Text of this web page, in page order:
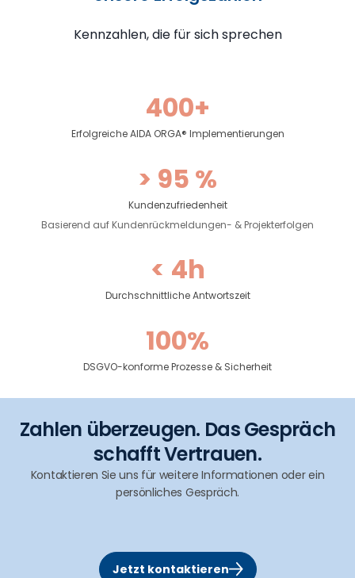
Kennzahlen, die für sich sprechen
400+
Erfolgreiche AIDA ORGA® Implementierungen
> 95 %
Kundenzufriedenheit
Basierend auf Kundenrückmeldungen- & Projekterfolgen
< 4h
Durchschnittliche Antwortszeit
100%
DSGVO-konforme Prozesse & Sicherheit
Zahlen überzeugen. Das Gespräch
schafft Vertrauen.
Kontaktieren Sie uns für weitere Informationen oder ein
persönliches Gespräch.
Jetzt kontaktieren